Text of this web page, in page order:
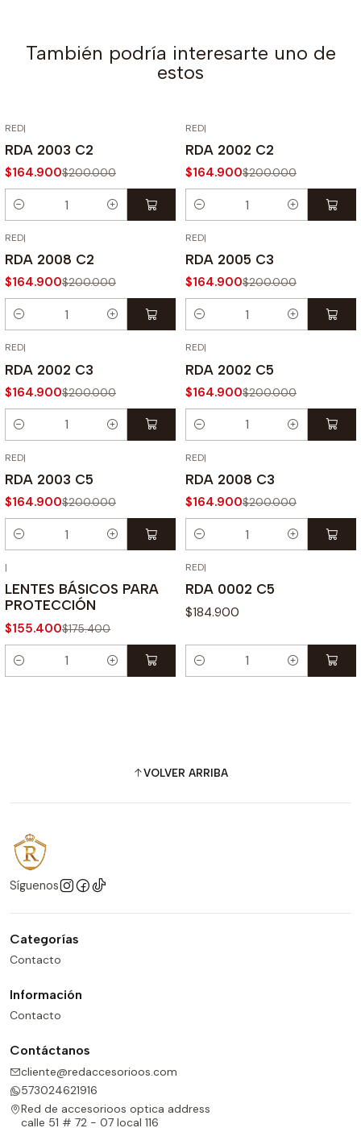
También podría interesarte uno de
estos
RED|
RDA 2003 C2
$164.900$200.000
Cantidad
RED|
RDA 2002 C2
$164.900$200.000
Cantidad
RED|
RDA 2008 C2
$164.900$200.000
Cantidad
RED|
RDA 2005 C3
$164.900$200.000
Cantidad
RED|
RDA 2002 C3
$164.900$200.000
Cantidad
RED|
RDA 2002 C5
$164.900$200.000
Cantidad
RED|
RDA 2003 C5
$164.900$200.000
Cantidad
RED|
RDA 2008 C3
$164.900$200.000
Cantidad
|
LENTES BÁSICOS PARA
PROTECCIÓN
$155.400$175.400
Cantidad
RED|
RDA 0002 C5
$184.900
Cantidad
VOLVER ARRIBA
Síguenos
Categorías
Contacto
Información
Contacto
Contáctanos
cliente@redaccesorioos.com
573024621916
Red de accesorioos optica address
calle 51 # 72 - 07 local 116